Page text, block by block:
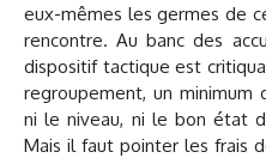
eux-mêmes les germes de
rencontre. Au banc des
dispositif tactique est
regroupement, un minimum
ni le niveau, ni le bon état
Mais il faut pointer les frais